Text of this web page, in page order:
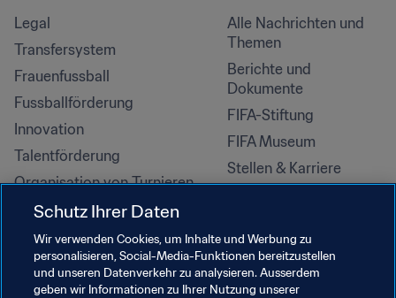
Legal
Transfersystem
Frauenfussball
Fussballförderung
Innovation
Talentförderung
Organisation von Turnieren
Nachhaltigkeit
Menschenrechte und
Antidiskriminierung
Gesundheit und Medizin
Alle Nachrichten und
Themen
Berichte und
Dokumente
FIFA-Stiftung
FIFA Museum
Stellen & Karriere
Schutz Ihrer Daten
Wir verwenden Cookies, um Inhalte und Werbung zu
personalisieren, Social-Media-Funktionen bereitzustellen
und unseren Datenverkehr zu analysieren. Ausserdem
geben wir Informationen zu Ihrer Nutzung unserer